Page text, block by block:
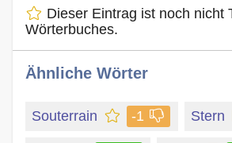
Dieser Eintrag ist noch nicht
Wörterbuches.
Ähnliche Wörter
Souterrain -1 Stern